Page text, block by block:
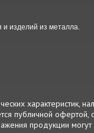
изделий из металла.
характеристик,
публичной
продукции могут